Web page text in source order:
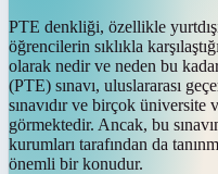
PTE denkliği, özellikle
öğrencilerin sıklıkla
olarak nedir ve neden bu
(PTE) sınavı, uluslararası
sınavıdır ve birçok
görmektedir. Ancak, bu
kurumları tarafından da
önemli bir konudur.